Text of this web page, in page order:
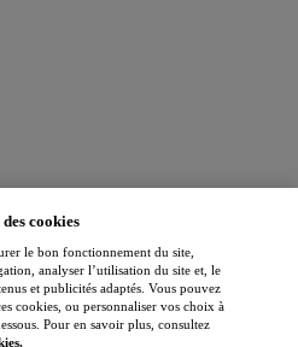
cookies
le bon fonctionnement du site,
analyser l’utilisation du site et, le
et publicités adaptés. Vous pouvez
cookies, ou personnaliser vos choix à
Pour en savoir plus, consultez